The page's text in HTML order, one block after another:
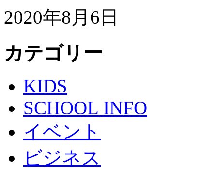
2020年8月6日
カテゴリー
KIDS
SCHOOL INFO
イベント
ビジネス